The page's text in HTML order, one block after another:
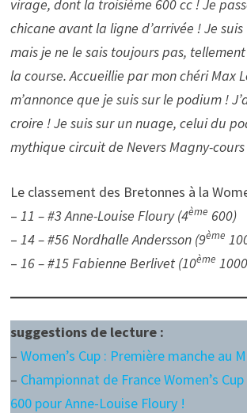
virage, dont la troisième 600 cc ! Je
chicane avant la ligne d’arrivée ! Je
mais je ne le sais toujours pas,
la course. Accueillie par mon chéri Max
m’annonce que je suis sur le podium !
croire ! Je suis sur un nuage, celui du
mythique circuit de Nevers Magny-cours
Le classement des Bretonnes à la
– 11 – #3 Anne-Louise Floury (4ème 600)
– 14 – #56 Nordhalle Andersson (9ème
– 16 – #15 Fabienne Berlivet (10ème
suggestions de lecture :
– Women’s Cup : Première manche au
– Championnat de France Women’s
600 pour Anne-Louise Floury !